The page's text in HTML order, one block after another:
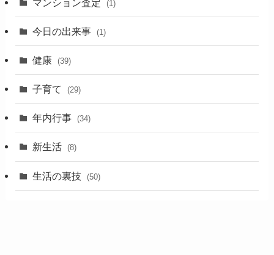
(1)
今日の出来事 (1)
健康 (39)
子育て (29)
年内行事 (34)
新生活 (8)
生活の裏技 (50)